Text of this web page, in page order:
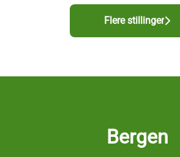
Flere stillinger
Bergen